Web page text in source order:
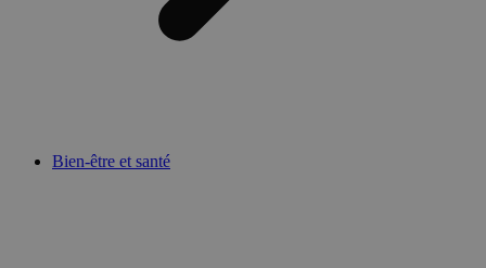
Bien-être et santé